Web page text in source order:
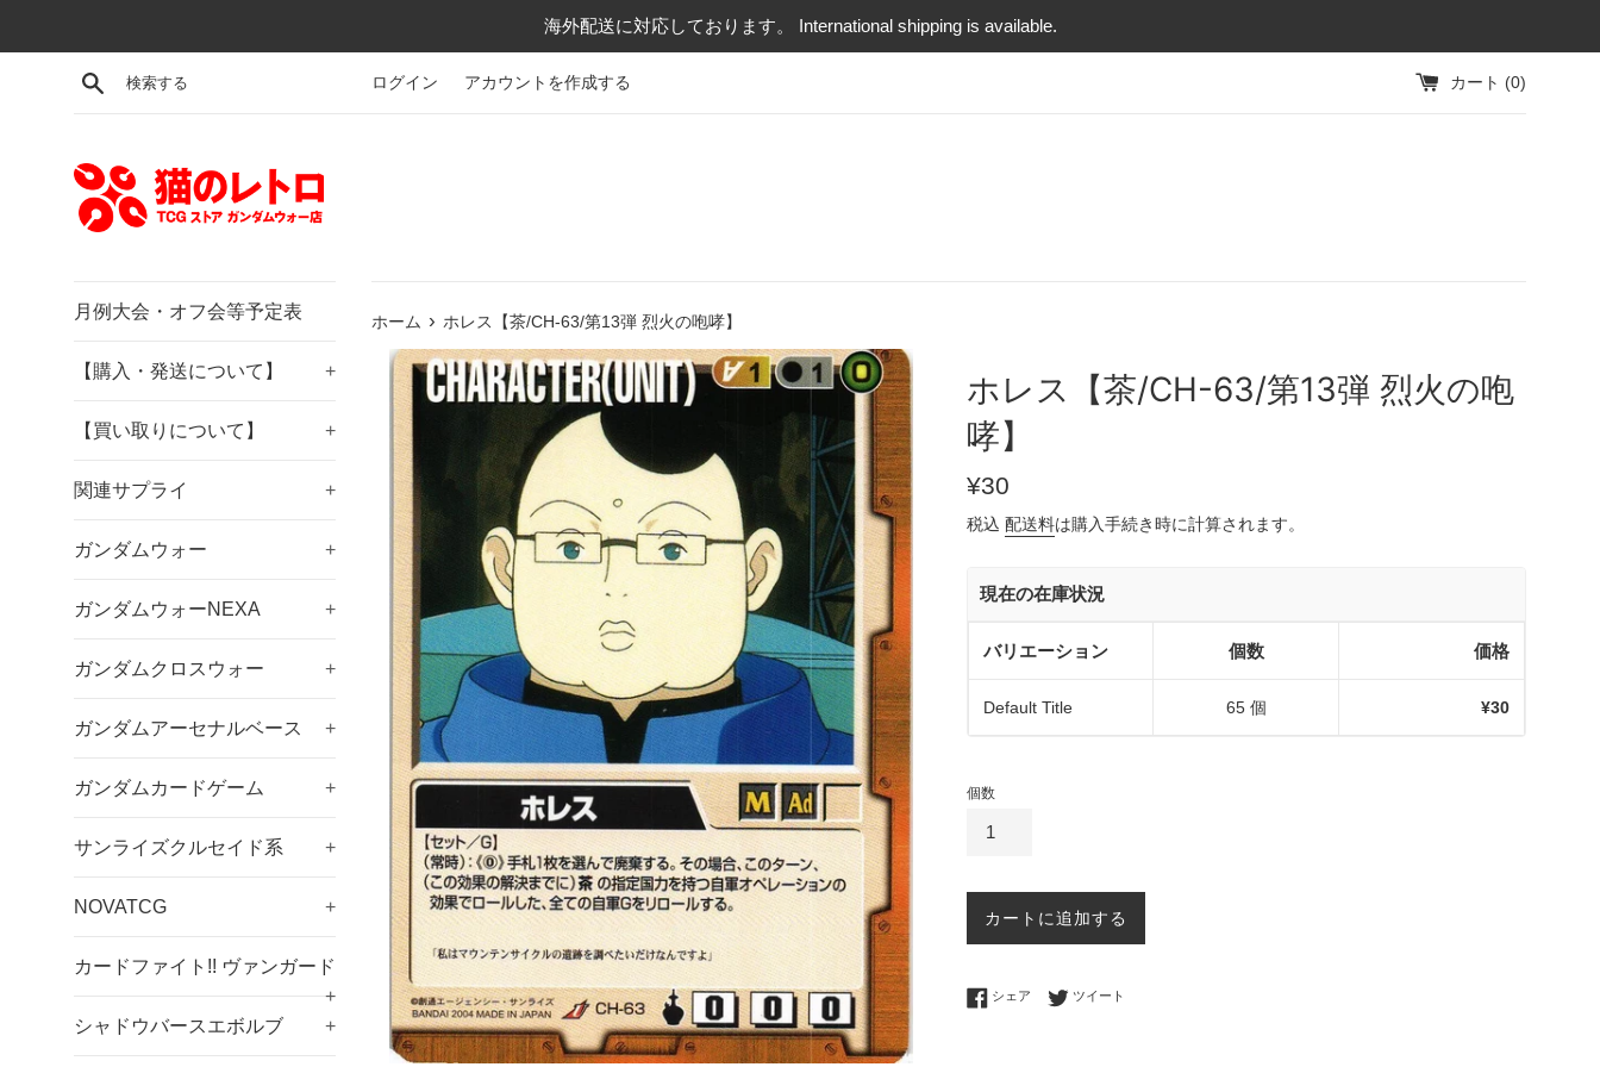
海外配送に対応しております。 International shipping is available.
検索する ログイン アカウントを作成する カート (0)
月例大会・オフ会等予定表
【購入・発送について】 +
【買い取りについて】 +
関連サプライ +
ガンダムウォー +
ガンダムウォーNEXA +
ガンダムクロスウォー +
ガンダムアーセナルベース +
ガンダムカードゲーム +
サンライズクルセイド系 +
NOVATCG +
カードファイト!! ヴァンガード
+
シャドウバースエボルブ
+
ホーム › ホレス【茶/CH-63/第13弾 烈火の咆哮】
ホレス【茶/CH-63/第13弾 烈火の咆
哮】
通
価
¥30
税込 配送料は購入手続き時に計算されます。
現在の在庫状況
バリエーション 個数 価格
Default Title 65 個 ¥30
個数
カートに追加する
シェア Facebookでシェアする
ツイート